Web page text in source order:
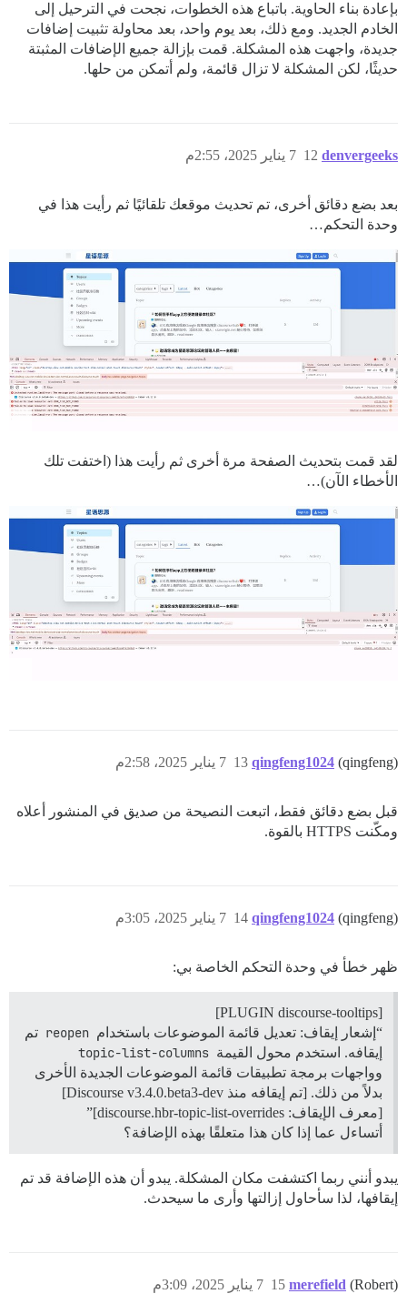
بإعادة بناء الحاوية. باتباع هذه الخطوات، نجحت في الترحيل إلى
الخادم الجديد. ومع ذلك، بعد يوم واحد، بعد محاولة تثبيت إضافات
جديدة، واجهت هذه المشكلة. قمت بإزالة جميع الإضافات المثبتة
حديثًا، لكن المشكلة لا تزال قائمة، ولم أتمكن من حلها.
denvergeeks 7 يناير 2025، 2:55م 12
بعد بضع دقائق أخرى، تم تحديث موقعك تلقائيًا ثم رأيت هذا في
وحدة التحكم…
لقد قمت بتحديث الصفحة مرة أخرى ثم رأيت هذا (اختفت تلك
الأخطاء الآن)…
qingfeng1024 (qingfeng) 7 يناير 2025، 2:58م 13
قبل بضع دقائق فقط، اتبعت النصيحة من صديق في المنشور أعلاه
ومكّنت HTTPS بالقوة.
qingfeng1024 (qingfeng) 7 يناير 2025، 3:05م 14
ظهر خطأ في وحدة التحكم الخاصة بي:
[PLUGIN discourse-tooltips]
“إشعار إيقاف: تعديل قائمة الموضوعات باستخدام reopen تم
إيقافه. استخدم محول القيمة topic-list-columns
وواجهات برمجة تطبيقات قائمة الموضوعات الجديدة الأخرى
بدلاً من ذلك. [تم إيقافه منذ Discourse v3.4.0.beta3-dev]
[معرف الإيقاف: discourse.hbr-topic-list-overrides]”
أتساءل عما إذا كان هذا متعلقًا بهذه الإضافة؟
يبدو أنني ربما اكتشفت مكان المشكلة. يبدو أن هذه الإضافة قد تم
إيقافها، لذا سأحاول إزالتها وأرى ما سيحدث.
merefield (Robert) 7 يناير 2025، 3:09م 15